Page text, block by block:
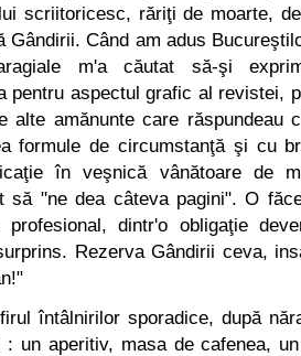
scriitoricesc, răriţi de moarte,
Gândirii. Când am adus
m'a căutat să-şi
pentru aspectul grafic al revistei,
alte amănunte care răspundeau
formule de circumstanţă şi cu
în veşnică vânătoare de
să "ne dea câteva pagini". O
profesional, dintr'o obligaţie
Rezerva Gândirii ceva,
întâlnirilor sporadice, după
: un aperitiv, masa de cafenea,